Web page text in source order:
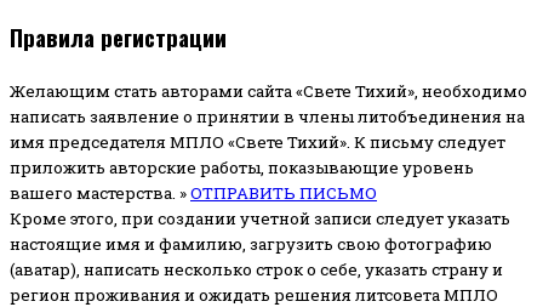
Правила регистрации
Желающим стать авторами сайта «Свете Тихий», необходимо
написать заявление о принятии в члены литобъединения на
имя председателя МПЛО «Свете Тихий». К письму следует
приложить авторские работы, показывающие уровень
вашего мастерства. »ОТПРАВИТЬ ПИСЬМО
Кроме этого, при создании учетной записи следует указать
настоящие имя и фамилию, загрузить свою фотографию
(аватар), написать несколько строк о себе, указать страну и
регион проживания и ожидать решения литсовета МПЛО